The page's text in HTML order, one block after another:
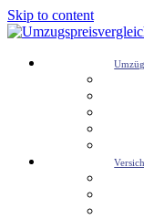
Skip to content